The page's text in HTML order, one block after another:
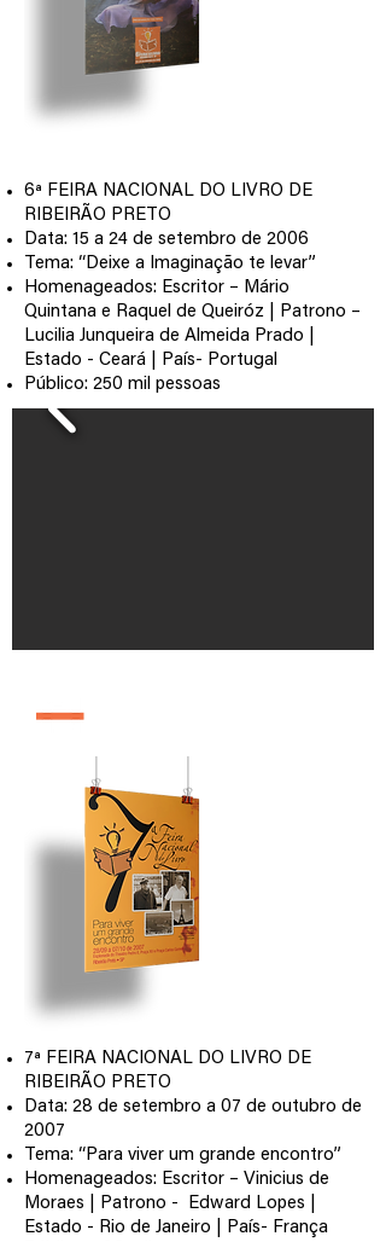
6ª FEIRA NACIONAL DO LIVRO DE
RIBEIRÃO PRETO
Data: 15 a 24 de setembro de 2006
Tema: “Deixe a Imaginação te levar”
Homenageados: Escritor – Mário
Quintana e Raquel de Queiróz | Patrono –
Lucilia Junqueira de Almeida Prado |
Estado - Ceará | País- Portugal
Público: 250 mil pessoas
7ª FEIRA NACIONAL DO LIVRO DE
RIBEIRÃO PRETO
Data: 28 de setembro a 07 de outubro de
2007
Tema: “Para viver um grande encontro”
Homenageados: Escritor – Vinicius de
Moraes | Patrono - Edward Lopes |
Estado - Rio de Janeiro | País- França